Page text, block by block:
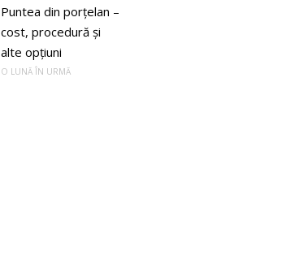
Puntea din porțelan –
cost, procedură și
alte opțiuni
O LUNĂ ÎN URMĂ